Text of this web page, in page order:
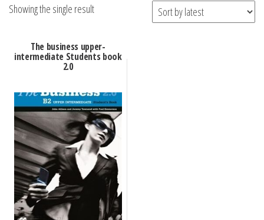
Showing the single result
The business upper-
intermediate Students book
2.0